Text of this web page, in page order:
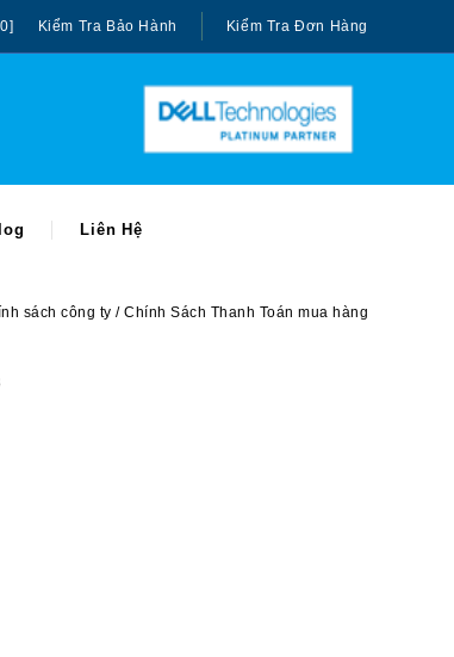
Kiểm Tra Bảo Hành Kiểm Tra Đơn Hàng
Liên Hệ
sách công ty Chính Sách Thanh Toán mua hàng